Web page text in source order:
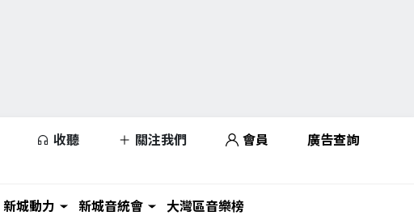
收聽 關注我們 會員 廣告查詢
新城動力 新城音統會 大灣區音樂榜